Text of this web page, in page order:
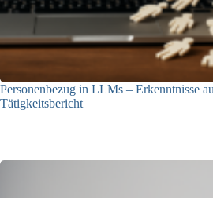
Personenbezug in LLMs – Erkenntnisse
Tätigkeitsbericht